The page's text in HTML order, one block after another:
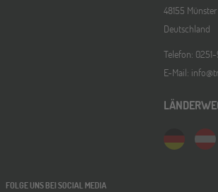
48155 Münster
Deutschland
Telefon:
E-Mail:
FOLGE UNS BEI SOCIAL MEDIA